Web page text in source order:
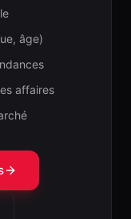
âge)
affaires